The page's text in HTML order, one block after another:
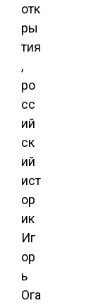
отк
ры
тия
,
ро
сс
ий
ск
ий
ист
ор
ик
Иг
ор
ь
Ога